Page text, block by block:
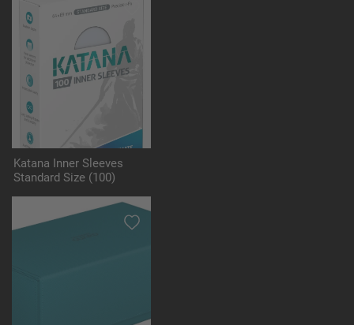
Katana Inner Sleeves
Standard Size (100)